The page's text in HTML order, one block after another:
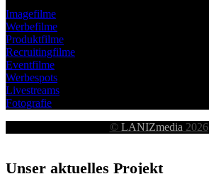
Imagefilme
Werbefilme
Produktfilme
Recruitingfilme
Eventfilme
Werbespots
Livestreams
Fotografie
© LANIZmedia 2026
Unser aktuelles Projekt